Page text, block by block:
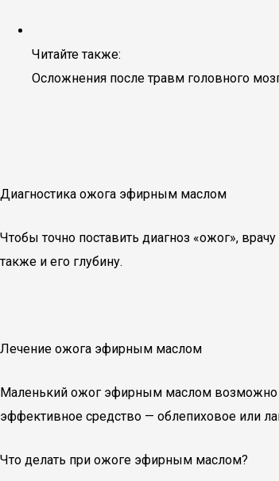
Читайте также:
Осложнения после травм головного
Диагностика ожога эфирным маслом
Чтобы точно поставить диагноз «ожог»,
также и его глубину.
Лечение ожога эфирным маслом
Маленький ожог эфирным маслом возможно
эффективное средство — облепиховое или
Что делать при ожоге эфирным маслом?